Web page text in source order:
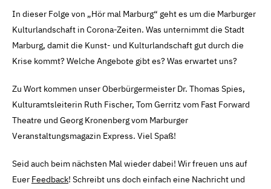
In dieser Folge von „Hör mal Marburg“ geht es um die Marburger
Kulturlandschaft in Corona-Zeiten. Was unternimmt die Stadt
Marburg, damit die Kunst- und Kulturlandschaft gut durch die
Krise kommt? Welche Angebote gibt es? Was erwartet uns?
Zu Wort kommen unser Oberbürgermeister Dr. Thomas Spies,
Kulturamtsleiterin Ruth Fischer, Tom Gerritz vom Fast Forward
Theatre und Georg Kronenberg vom Marburger
Veranstaltungsmagazin Express. Viel Spaß!
Seid auch beim nächsten Mal wieder dabei! Wir freuen uns auf
Euer Feedback! Schreibt uns doch einfach eine Nachricht und